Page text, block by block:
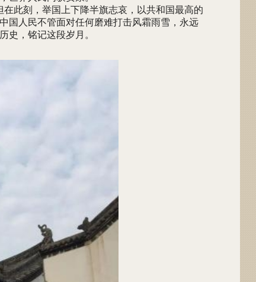
此刻，举国上下降半旗志哀，以共和国最高的
国人民不管面对任何磨难打击风霜雨雪，永远
史，铭记这段岁月。